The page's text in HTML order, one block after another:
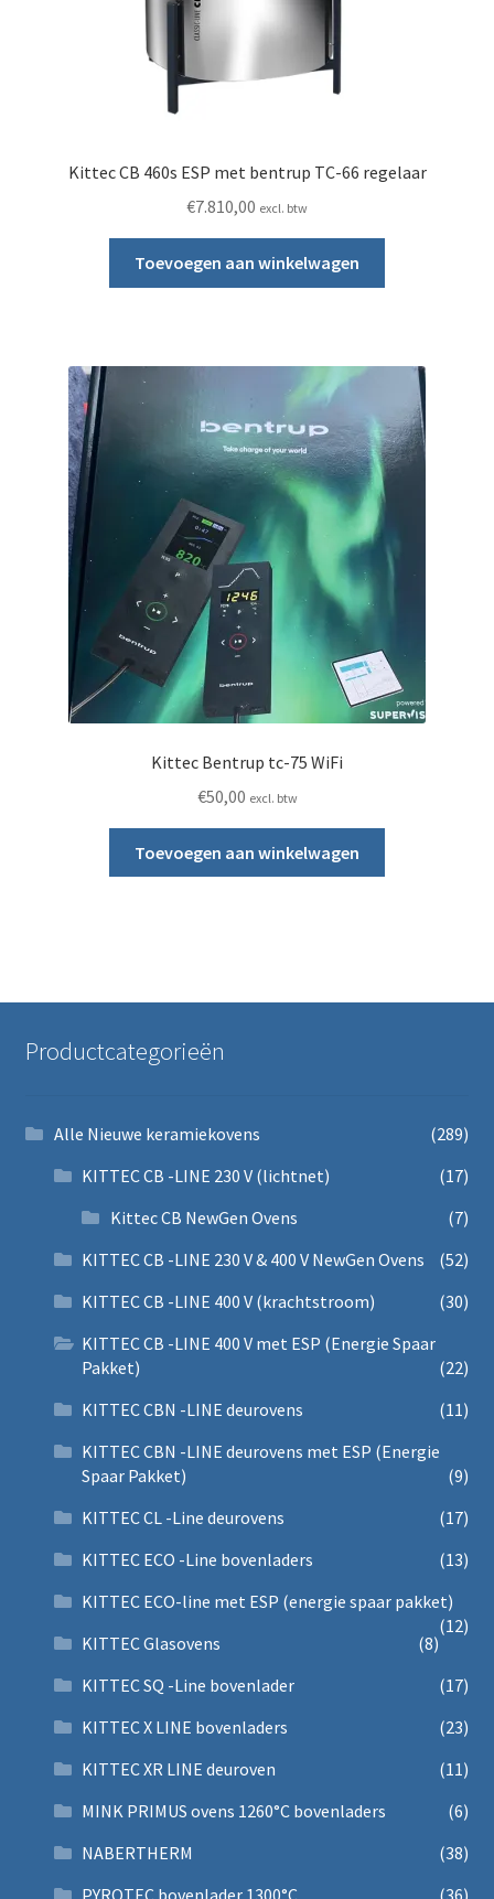
Kittec CB 460s ESP met bentrup TC-66 regelaar
€7.810,00 excl. btw
Toevoegen aan winkelwagen
Kittec Bentrup tc-75 WiFi
€50,00 excl. btw
Toevoegen aan winkelwagen
Productcategorieën
Alle Nieuwe keramiekovens
(289)
KITTEC CB -LINE 230 V (lichtnet)
(17)
Kittec CB NewGen Ovens
(7)
KITTEC CB -LINE 230 V & 400 V NewGen Ovens
(52)
KITTEC CB -LINE 400 V (krachtstroom)
(30)
KITTEC CB -LINE 400 V met ESP (Energie Spaar
Pakket)
(22)
KITTEC CBN -LINE deurovens
(11)
KITTEC CBN -LINE deurovens met ESP (Energie
Spaar Pakket)
(9)
KITTEC CL -Line deurovens
(17)
KITTEC ECO -Line bovenladers
(13)
KITTEC ECO-line met ESP (energie spaar pakket)
(12)
KITTEC Glasovens
(8)
KITTEC SQ -Line bovenlader
(17)
KITTEC X LINE bovenladers
(23)
KITTEC XR LINE deuroven
(11)
MINK PRIMUS ovens 1260°C bovenladers
(6)
NABERTHERM
(38)
PYROTEC bovenlader 1300°C
(36)